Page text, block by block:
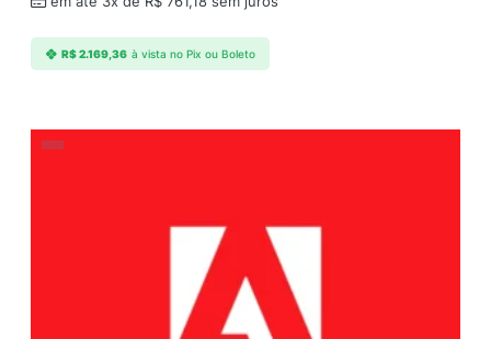
R$2.169,36 à vista no Pix ou Boleto